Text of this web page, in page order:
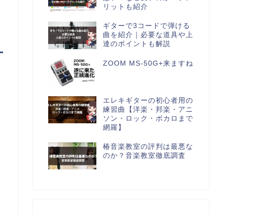
リットも紹介
ギターで3コードで弾ける
曲を紹介｜必要な道具や上
達のポイントも解説
ZOOM MS-50G+来ますね
エレキギターの初心者用の
練習曲【洋楽・邦楽・アニ
ソン・ロック・ボカロまで
網羅】
椿音楽教室の評判は最悪な
のか？音楽教室徹底調査